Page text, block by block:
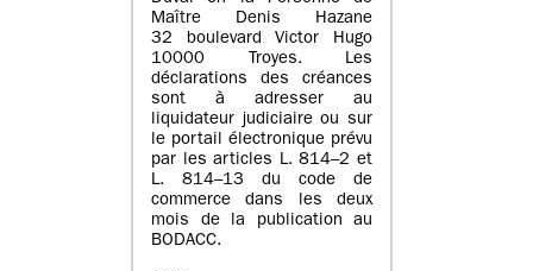
Maître Denis Hazane
32 boulevard Victor Hugo
10000 Troyes. Les
déclarations des créances
sont à adresser au
liquidateur judiciaire ou sur
le portail électronique prévu
par les articles L. 814–2 et
L. 814–13 du code de
commerce dans les deux
mois de la publication au
BODACC.